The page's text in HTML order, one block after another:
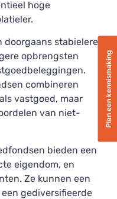
Plan een kennismaking
hoge
doorgaans stabielere
opbrengsten
combineren
vastgoed, maar
van niet-
bieden een
eigendom, en
Ze kunnen een
gediversifieerde